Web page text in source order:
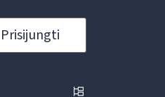
Prisijungti